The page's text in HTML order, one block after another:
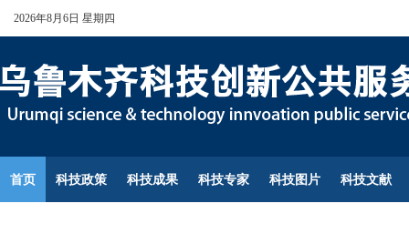
2026年8月6日 星期四
首页 科技政策 科技成果 科技专家 科技图片 科技文献